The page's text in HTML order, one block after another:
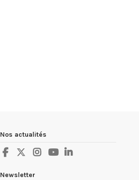
Nos actualités
Newsletter